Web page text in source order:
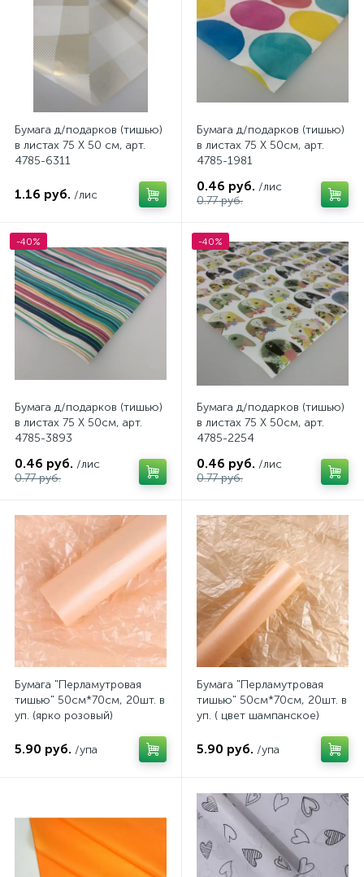
Бумага д/подарков (тишью)
в листах 75 X 50 см, арт.
4785-6311
1.16 руб. /лис
Бумага д/подарков (тишью)
в листах 75 X 50см, арт.
4785-1981
0.46 руб. /лис
0.77 руб.
-40%
Бумага д/подарков (тишью)
в листах 75 X 50см, арт.
4785-3893
0.46 руб. /лис
0.77 руб.
-40%
Бумага д/подарков (тишью)
в листах 75 X 50см, арт.
4785-2254
0.46 руб. /лис
0.77 руб.
Бумага "Перламутровая
тишью" 50см*70см, 20шт. в
уп. (ярко розовый)
5.90 руб. /упа
Бумага "Перламутровая
тишью" 50см*70см, 20шт. в
уп. ( цвет шампанское)
5.90 руб. /упа